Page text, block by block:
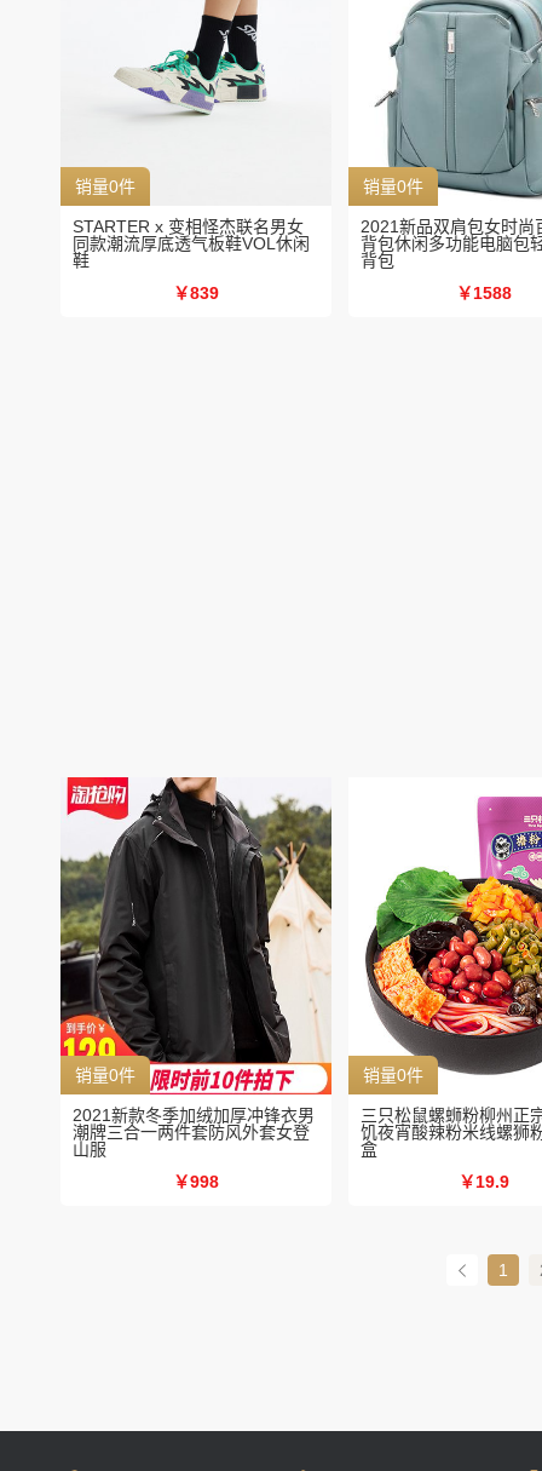
销量0件
STARTER x 变相怪杰联名男女
同款潮流厚底透气板鞋VOL休闲
鞋
￥839
销量0件
2021新品双肩包女时尚
背包休闲多功能电脑包
背包
￥1588
销量0件
2021新款冬季加绒加厚冲锋衣男
潮牌三合一两件套防风外套女登
山服
￥998
销量0件
三只松鼠螺蛳粉柳州正
饥夜宵酸辣粉米线螺狮
盒
￥19.9
1